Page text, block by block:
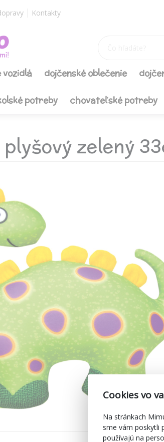
Kontakty
dojčenské oblečenie
potreby chovateľské potreby
zelený
Cookies vo
Na stránkach
sme vám poskytli
používajú na